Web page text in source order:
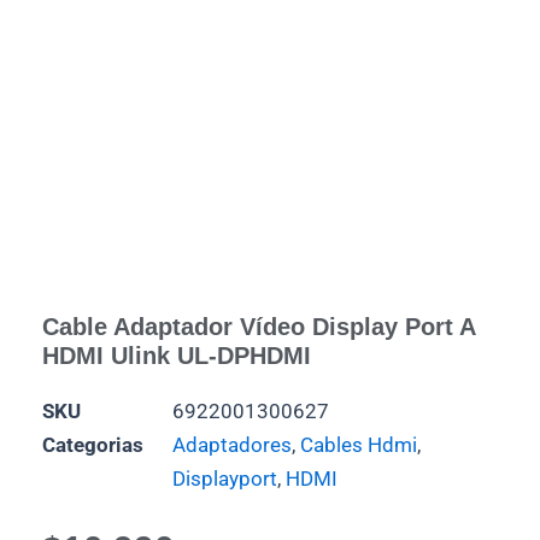
Cable Adaptador Vídeo Display Port A
HDMI Ulink UL-DPHDMI
SKU
6922001300627
Categorias
Adaptadores, Cables Hdmi,
Displayport, HDMI